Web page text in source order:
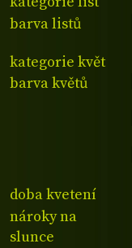
barva listů
kategorie květ
barva květů
doba kvetení
nároky na
slunce